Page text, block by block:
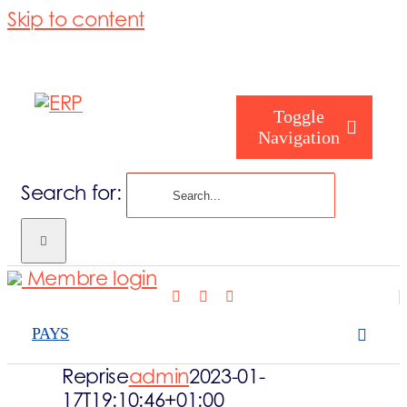
Skip to content
Toggle
Navigation
Search for:
PAYS
Membre login
Repriseadmin2023-01-
17T19:10:46+01:00